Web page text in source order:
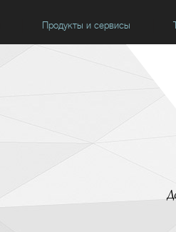
Продукты и сервисы